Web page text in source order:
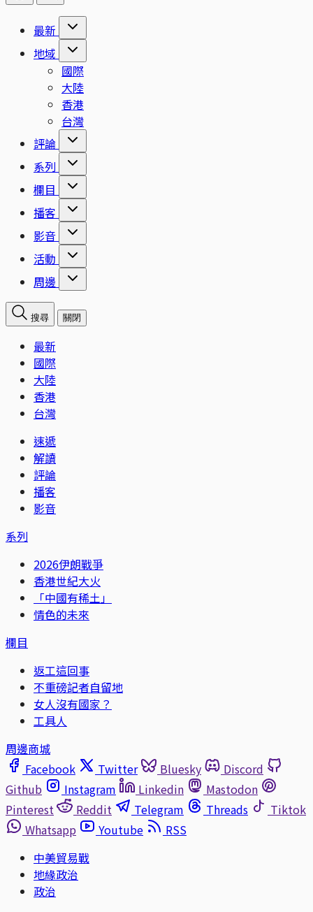
最新
地域
國際
大陸
香港
台灣
評論
系列
欄目
播客
影音
活動
周邊
搜尋 關閉
最新
國際
大陸
香港
台灣
速遞
解讀
評論
播客
影音
系列
2026伊朗戰爭
香港世紀大火
「中國有稀土」
情色的未來
欄目
返工這回事
不重磅記者自留地
女人沒有國家？
工具人
周邊商城
Facebook
Twitter Bluesky
Discord
Github
Instagram Linkedin
Mastodon
Pinterest
Reddit Telegram Threads
Tiktok
Whatsapp
Youtube
RSS
中美貿易戰
地緣政治
政治